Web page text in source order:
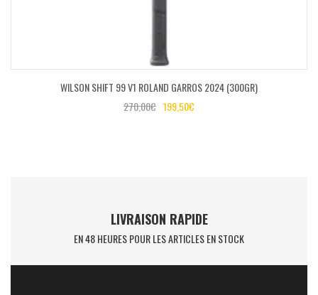
WILSON SHIFT 99 V1 ROLAND GARROS 2024 (300GR)
270,00€ 199,50€
LIVRAISON RAPIDE
EN 48 HEURES POUR LES ARTICLES EN STOCK